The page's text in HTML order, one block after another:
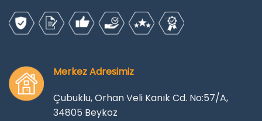
Merkez Adresimiz
Çubuklu, Orhan Veli Kanık Cd. No:57/A,
34805 Beykoz